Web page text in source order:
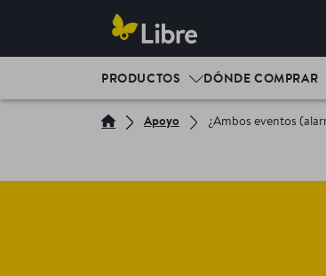
PRODUCTOS DÓNDE COMPRAR
Apoyo ¿Ambos eventos